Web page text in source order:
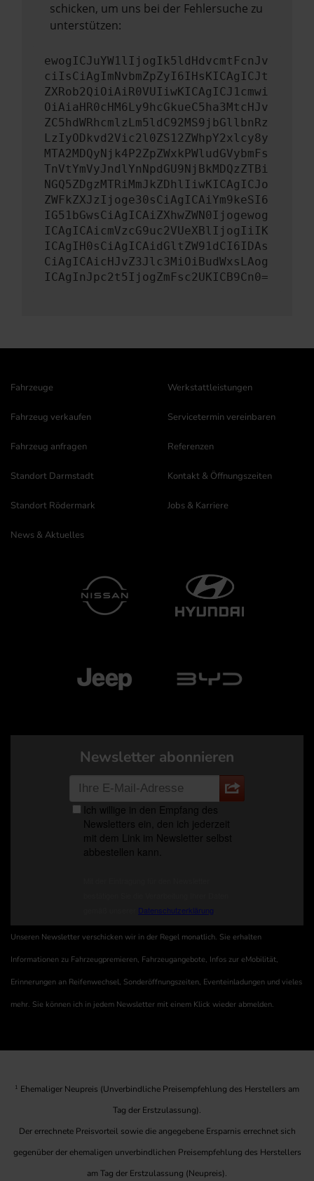
schicken, um uns bei der Fehlersuche zu
unterstützen:
ewogICJuYW1lIjogIk5ldHdvcmtFcnJv
ciIsCiAgImNvbmZpZyI6IHsKICAgICJt
ZXRob2QiOiAiR0VUIiwKICAgICJ1cmwi
OiAiaHR0cHM6Ly9hcGkueC5ha3MtcHJv
ZC5hdWRhcmlzLm5ldC92MS9jbGllbnRz
LzIyODkvd2Vic2l0ZS12ZWhpY2xlcy8y
MTA2MDQyNjk4P2ZpZWxkPWludGVybmFs
TnVtYmVyJndlYnNpdGU9NjBkMDQzZTBi
NGQ5ZDgzMTRiMmJkZDhlIiwKICAgICJo
ZWFkZXJzIjoge30sCiAgICAiYm9keSI6
IG51bGwsCiAgICAiZXhwZWN0Ijogewog
ICAgICAicmVzcG9uc2VUeXBlIjogIiIK
ICAgIH0sCiAgICAidGltZW91dCI6IDAs
CiAgICAicHJvZ3Jlc3MiOiBudWxsLAog
ICAgInJpc2t5IjogZmFsc2UKICB9Cn0=
Fahrzeuge
Fahrzeug verkaufen
Fahrzeug anfragen
Werkstattleistungen
Servicetermin vereinbaren
Referenzen
Standort Darmstadt
Standort Rödermark
News & Aktuelles
Kontakt & Öffnungszeiten
Jobs & Karriere
Newsletter abonnieren
Unseren Newsletter verschicken wir in der Regel monatlich. Sie erhalten
Informationen zu Fahrzeugpremieren, Fahrzeugangebote, Infos zur eMobilität,
Erinnerungen an Reifenwechsel, Sonderöffnungszeiten, Eventeinladungen und vieles
mehr. Sie können ich in jedem Newsletter mit einem Klick wieder abmelden.
1 Ehemaliger Neupreis (Unverbindliche Preisempfehlung des Herstellers am
Tag der Erstzulassung).
Der errechnete Preisvorteil sowie die angegebene Ersparnis errechnet sich
gegenüber der ehemaligen unverbindlichen Preisempfehlung des Herstellers
am Tag der Erstzulassung (Neupreis).